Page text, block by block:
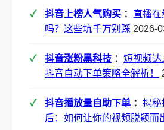
抖音上榜人气购买 ： 直播在
吗？这些坑千万别踩 2026-
抖音涨粉黑科技 ： 短视频达
抖音自动下单策略全解析！
抖音播放量自助下单 ： 揭秘
后：如何让你的视频脱颖而